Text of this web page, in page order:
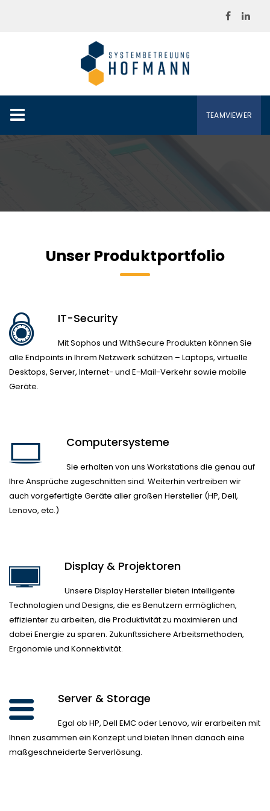
TEAMVIEWER
Unser Produktportfolio
IT-Security
Mit Sophos und WithSecure Produkten können Sie
alle Endpoints in Ihrem Netzwerk schützen – Laptops, virtuelle
Desktops, Server, Internet- und E-Mail-Verkehr sowie mobile
Geräte.
Computersysteme
Sie erhalten von uns Workstations die genau auf
Ihre Ansprüche zugeschnitten sind. Weiterhin vertreiben wir
auch vorgefertigte Geräte aller großen Hersteller (HP, Dell,
Lenovo, etc.)
Display & Projektoren
Unsere Display Hersteller bieten intelligente
Technologien und Designs, die es Benutzern ermöglichen,
effizienter zu arbeiten, die Produktivität zu maximieren und
dabei Energie zu sparen. Zukunftssichere Arbeitsmethoden,
Ergonomie und Konnektivität.
Server & Storage
Egal ob HP, Dell EMC oder Lenovo, wir erarbeiten mit
Ihnen zusammen ein Konzept und bieten Ihnen danach eine
maßgeschneiderte Serverlösung.